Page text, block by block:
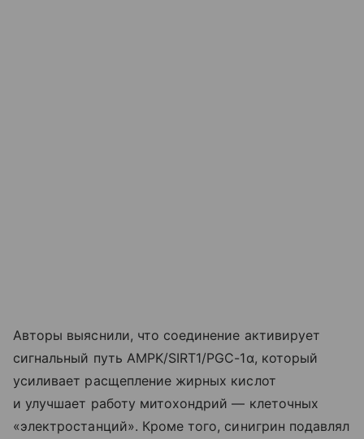
Авторы выяснили, что соединение активирует
сигнальный путь AMPK/SIRT1/PGC-1α, который
усиливает расщепление жирных кислот
и улучшает работу митохондрий — клеточных
«электростанций». Кроме того, синигрин подавлял